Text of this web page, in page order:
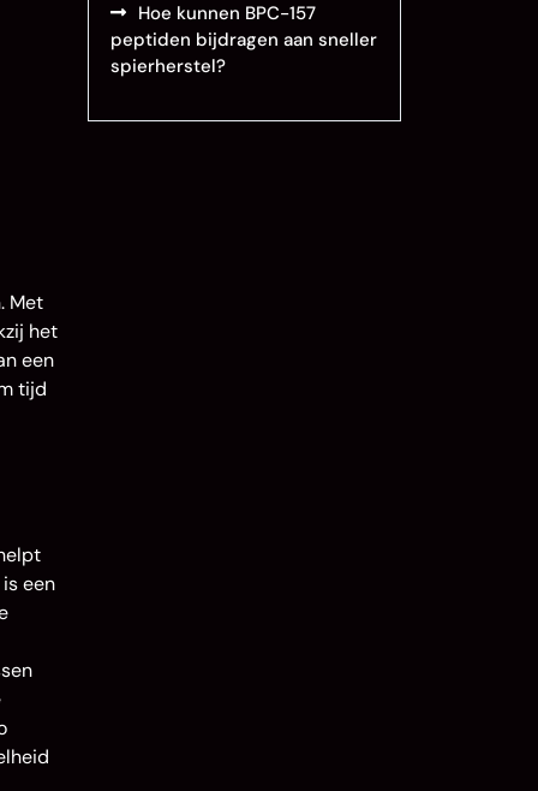
Met
het
een
tijd
een
Hoe kunnen BPC-157
peptiden bijdragen aan sneller
spierherstel?